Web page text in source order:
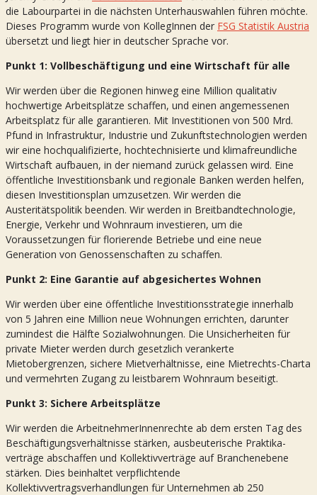
die Labourpartei in die nächsten Unterhauswahlen führen möchte.
Dieses Programm wurde von KollegInnen der FSG Statistik Austria
übersetzt und liegt hier in deutscher Sprache vor.
Punkt 1: Vollbeschäftigung und eine Wirtschaft für alle
Wir werden über die Regionen hinweg eine Million qualitativ
hochwertige Arbeitsplätze schaffen, und einen angemessenen
Arbeitsplatz für alle garantieren. Mit Investitionen von 500 Mrd.
Pfund in Infrastruktur, Industrie und Zukunftstechnologien werden
wir eine hochqualifizierte, hochtechnisierte und klimafreundliche
Wirtschaft aufbauen, in der niemand zurück gelassen wird. Eine
öffentliche Investitionsbank und regionale Banken werden helfen,
diesen Investitionsplan umzusetzen. Wir werden die
Austeritätspolitik beenden. Wir werden in Breitbandtechnologie,
Energie, Verkehr und Wohnraum investieren, um die
Voraussetzungen für florierende Betriebe und eine neue
Generation von Genossenschaften zu schaffen.
Punkt 2: Eine Garantie auf abgesichertes Wohnen
Wir werden über eine öffentliche Investitionsstrategie innerhalb
von 5 Jahren eine Million neue Wohnungen errichten, darunter
zumindest die Hälfte Sozialwohnungen. Die Unsicherheiten für
private Mieter werden durch gesetzlich verankerte
Mietobergrenzen, sichere Mietverhältnisse, eine Mietrechts-Charta
und vermehrten Zugang zu leistbarem Wohnraum beseitigt.
Punkt 3: Sichere Arbeitsplätze
Wir werden die ArbeitnehmerInnenrechte ab dem ersten Tag des
Beschäftigungsverhältnisse stärken, ausbeuterische Praktika-
verträge abschaffen und Kollektivverträge auf Branchenebene
stärken. Dies beinhaltet verpflichtende
Kollektivvertragsverhandlungen für Unternehmen ab 250